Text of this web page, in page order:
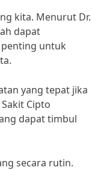
kita. Menurut Dr.
dapat
untuk
yang tepat jika
Cipto
dapat timbul
secara rutin.